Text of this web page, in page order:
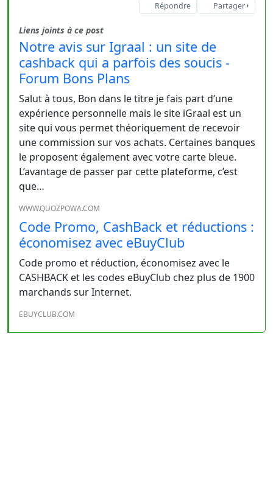
Répondre Partager
Liens joints à ce post
Notre avis sur Igraal : un site de
cashback qui a parfois des soucis -
Forum Bons Plans
Salut à tous, Bon dans le titre je fais part d’une
expérience personnelle mais le site iGraal est un
site qui vous permet théoriquement de recevoir
une commission sur vos achats. Certaines banques
le proposent également avec votre carte bleue.
L’avantage de passer par cette plateforme, c’est
que…
WWW.QUOZPOWA.COM
Code Promo, CashBack et réductions :
économisez avec eBuyClub
Code promo et réduction, économisez avec le
CASHBACK et les codes eBuyClub chez plus de 1900
marchands sur Internet.
EBUYCLUB.COM